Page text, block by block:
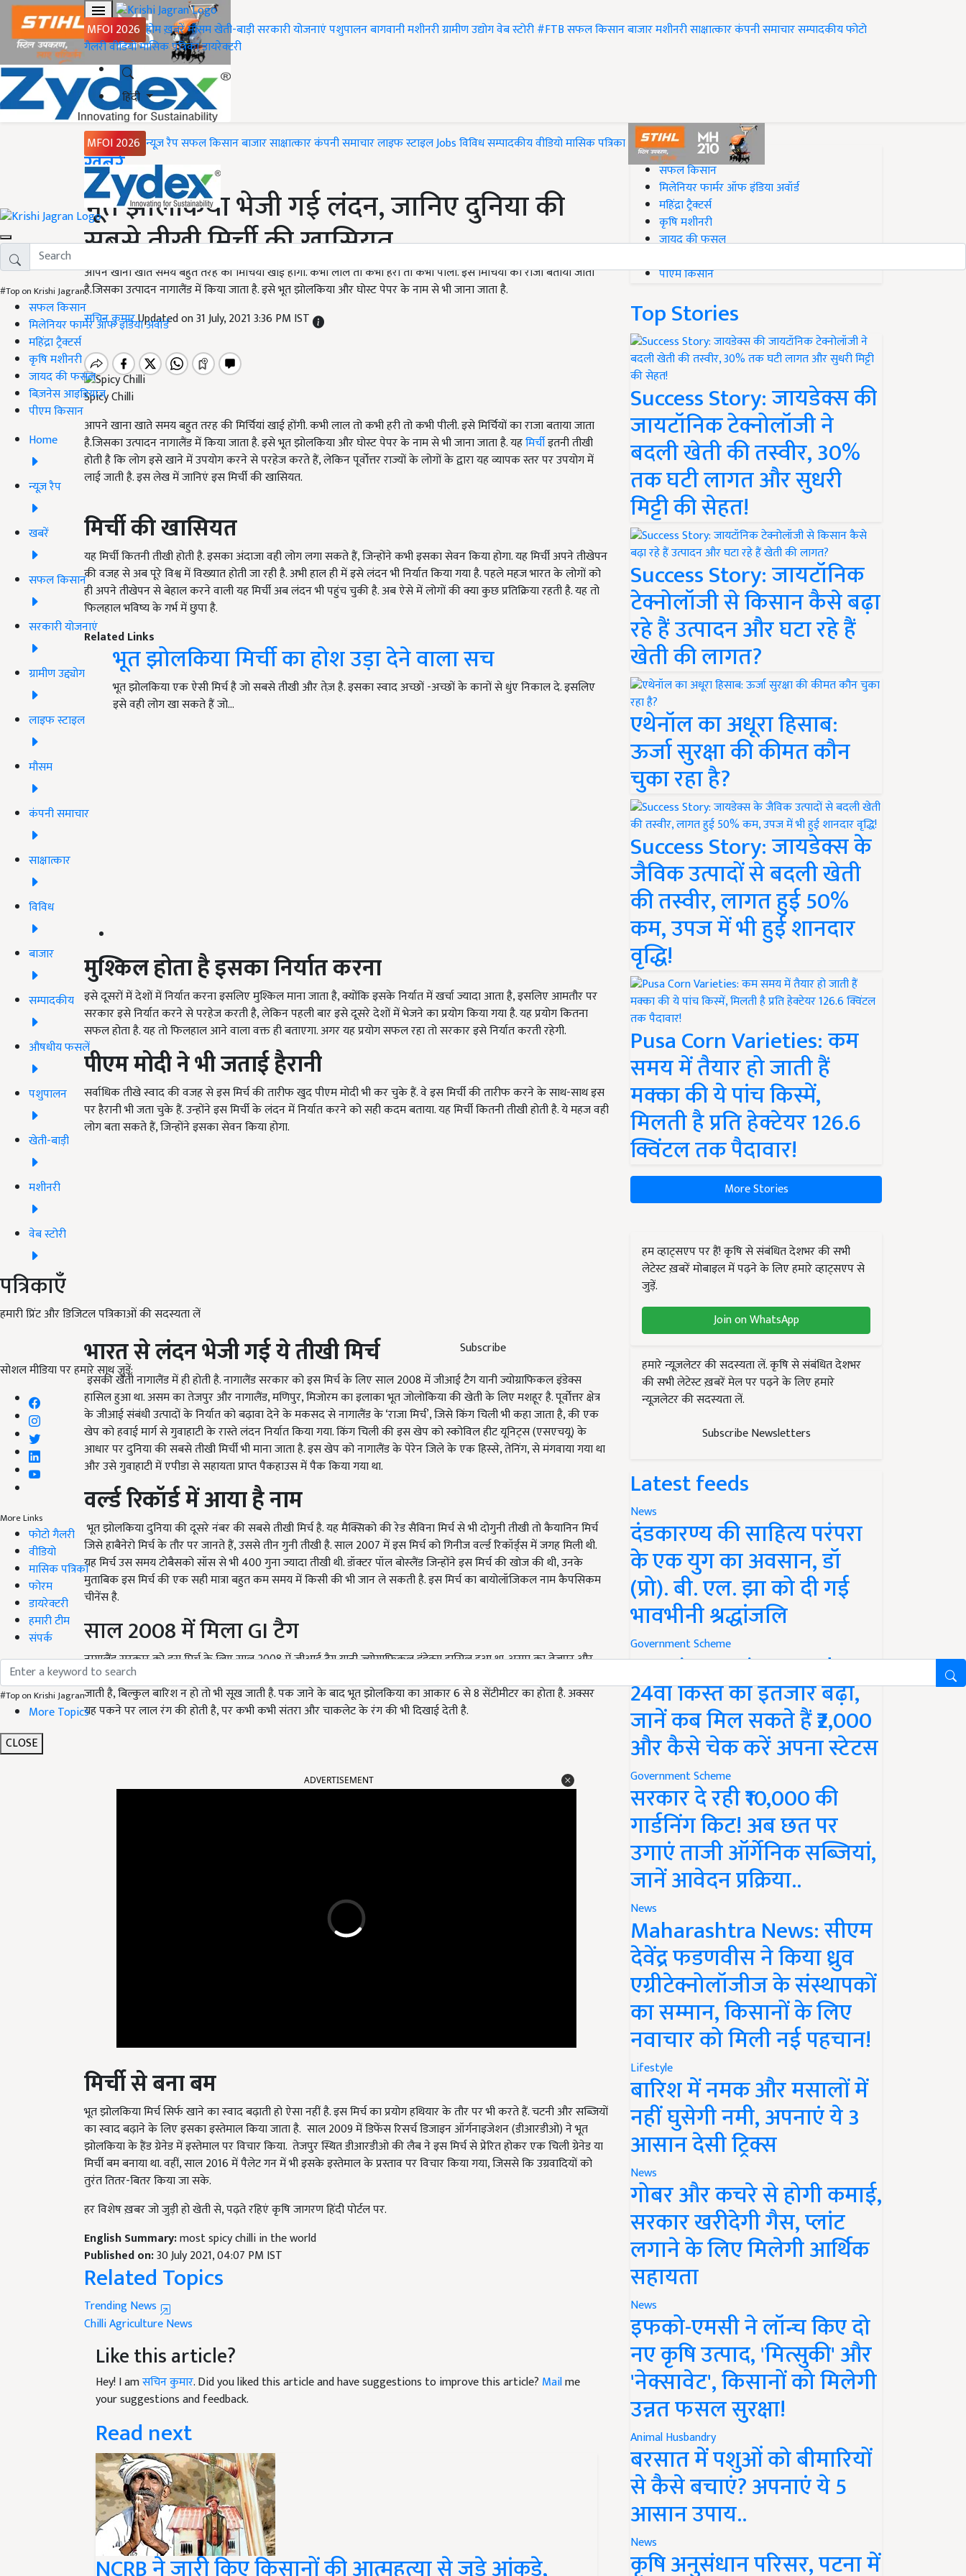
MFOI 2026 होमख़बरेंमौसमखेती-बाड़ीसरकारी योजनाएंपशुपालनबागवानीमशीनरीग्रामीण उद्योगवेब स्टोरी#FTBसफल किसानबाजारमशीनरीसाक्षात्कारकंपनी समाचारसम्पादकीयफोटो
गैलरीवीडियोमासिक पत्रिकाडायरेक्टरी
हिंदी
MFOI 2026 न्यूज़ रैपसफल किसानबाजारसाक्षात्कारकंपनी समाचारलाइफ स्टाइलJobsविविधसम्पादकीयवीडियोमासिक पत्रिका
#Top on Krishi Jagran
सफल किसान
मिलेनियर फार्मर ऑफ इंडिया अवॉर्ड
महिंद्रा ट्रैक्टर्स
कृषि मशीनरी
जायद की फसल
बिज़नेस आइडियाज
पीएम किसान
Home
न्यूज़ रैप
खबरें
सफल किसान
सरकारी योजनाएं
ग्रामीण उद्द्योग
लाइफ स्टाइल
मौसम
कंपनी समाचार
साक्षात्कार
विविध
बाजार
सम्पादकीय
औषधीय फसलें
पशुपालन
खेती-बाड़ी
मशीनरी
वेब स्टोरी
पत्रिकाएँ
हमारी प्रिंट और डिजिटल पत्रिकाओं की सदस्यता लें
Subscribe
सोशल मीडिया पर हमारे साथ जुड़ें:
More Links
फोटो गैलरी
वीडियो
मासिक पत्रिका
फोरम
डायरेक्टरी
हमारी टीम
संपर्क
#Top on Krishi Jagran
More Topics
CLOSE
Home
ख़बरें
भूत झोलकिया भेजी गई लंदन, जानिए दुनिया की
सबसे तीखी मिर्ची की खासियत
आपने खाना खाते समय बहुत तरह की मिर्चियां खाई होंगी. कभी लाल तो कभी हरी तो कभी पीली. इसे मिर्चियों का राजा बताया जाता
है.जिसका उत्पादन नागालैंड में किया जाता है. इसे भूत झोलकिया और घोस्ट पेपर के नाम से भी जाना जाता है.
सचिन कुमारUpdated on 31 July, 2021 3:36 PM IST
Spicy Chilli
आपने खाना खाते समय बहुत तरह की मिर्चियां खाई होंगी. कभी लाल तो कभी हरी तो कभी पीली. इसे मिर्चियों का राजा बताया जाता
है.जिसका उत्पादन नागालैंड में किया जाता है. इसे भूत झोलकिया और घोस्ट पेपर के नाम से भी जाना जाता है. यहमिर्चीइतनी तीखी
होती है कि लोग इसे खाने में उपयोग करने से परहेज करते हैं, लेकिन पूर्वोत्तर राज्यों के लोगों के द्वारा यह व्यापक स्तर पर उपयोग में
लाई जाती है. इस लेख में जानिएं इस मिर्ची की खासियत.
मिर्ची की खासियत
यह मिर्ची कितनी तीखी होती है. इसका अंदाजा वही लोग लगा सकते हैं, जिन्होंने कभी इसका सेवन किया होगा. यह मिर्ची अपने तीखेपन
की वजह से अब पूरे विश्व में विख्यात होती जा रही है. अभी हाल ही में इसे लंदन भी निर्यात किया गया है. पहले महज भारत के लोगों को
ही अपने तीखेपन से बेहाल करने वाली यह मिर्ची अब लंदन भी पहुंच चुकी है. अब ऐसे में लोगों की क्या कुछ प्रतिक्रिया रहती है. यह तो
फिलहाल भविष्य के गर्भ में छुपा है.
Related Links
भूत झोलकिया मिर्ची का होश उड़ा देने वाला सच
भूत झोलकिया एक ऐसी मिर्च है जो सबसे तीखी और तेज़ है. इसका स्वाद अच्छों -अच्छों के कानों से धुंए निकाल दे. इसलिए
इसे वही लोग खा सकते हैं जो…
मुश्किल होता है इसका निर्यात करना
इसे दूसरों में देशों में निर्यात करना इसलिए मुश्किल माना जाता है, क्योंकि इसके निर्यात में खर्चा ज्यादा आता है, इसलिए आमतौर पर
सरकार इसे निर्यात करने से परहेज करती है, लेकिन पहली बार इसे दूसरे देशों में भेजने का प्रयोग किया गया है. यह प्रयोग कितना
सफल होता है. यह तो फिलहाल आने वाला वक्त ही बताएगा. अगर यह प्रयोग सफल रहा तो सरकार इसे निर्यात करती रहेगी.
पीएम मोदी ने भी जताई हैरानी
सर्वाधिक तीखे स्वाद की वजह से इस मिर्च की तारीफ खुद पीएम मोदी भी कर चुके हैं. वे इस मिर्ची की तारीफ करने के साथ-साथ इस
पर हैरानी भी जता चुके हैं. उन्होंने इस मिर्ची के लंदन में निर्यात करने को सही कदम बताया. यह मिर्ची कितनी तीखी होती है. ये महज वही
लोग बता सकते हैं, जिन्होंने इसका सेवन किया होगा.
भारत से लंदन भेजी गई ये तीखी मिर्च
इसकी खेती नागालैंड में ही होती है. नागालैंड सरकार को इस मिर्च के लिए साल 2008 में जीआई टैग यानी ज्योग्राफिकल इंडेक्स
हासिल हुआ था. असम का तेजपुर और नागालैंड, मणिपुर, मिजोरम का इलाका भूत जोलोकिया की खेती के लिए मशहूर है. पूर्वोत्तर क्षेत्र
के जीआई संबंधी उत्पादों के निर्यात को बढ़ावा देने के मकसद से नागालैंड के ‘राजा मिर्च’, जिसे किंग चिली भी कहा जाता है, की एक
खेप को हवाई मार्ग से गुवाहाटी के रास्ते लंदन निर्यात किया गया. किंग चिली की इस खेप को स्कोविल हीट यूनिट्स (एसएचयू) के
आधार पर दुनिया की सबसे तीखी मिर्ची भी माना जाता है. इस खेप को नागालैंड के पेरेन जिले के एक हिस्से, तेनिंग, से मंगवाया गया था
और उसे गुवाहाटी में एपीडा से सहायता प्राप्त पैकहाउस में पैक किया गया था.
वर्ल्‍ड रिकॉर्ड में आया है नाम
भूत झोलकिया दुनिया की दूसरे नंबर की सबसे तीखी मिर्च है. यह मैक्सिको की रेड सैविना मिर्च से भी दोगुनी तीखी तो कैयानिन मिर्च
जिसे हाबैनेरो मिर्च के तौर पर जानते हैं, उससे तीन गुनी तीखी है. साल 2007 में इस मिर्च को गिनीज वर्ल्‍ड रिकॉर्ड्स में जगह मिली थी.
यह मिर्च उस समय टोबैसको सॉस से भी 400 गुना ज्‍यादा तीखी थी. डॉक्‍टर पॉल बोस्‍लैंड जिन्‍होंने इस मिर्च की खोज की थी, उनके
मुताबिक इस मिर्च की एक सही मात्रा बहुत कम समय में किसी की भी जान ले सकती है. इस मिर्च का बायोलॉजिकल नाम कैपसिकम
चीनेंस है.
साल 2008 में मिला GI टैग
नागालैंड सरकार को इस मिर्च के लिए साल 2008 में जीआई टैग यानी ज्योग्राफिकल इंडेक्स हासिल हुआ था. असम का तेजपुर और
नागालैंड, मणिपुर, मिजोरम का इलाका भूत झोलकिया की खेती के लिए मशहूर है. भूत झोलकिया की फसल ज्यादा बारिश में खराब हो
जाती है, बिल्कुल बारिश न हो तो भी सूख जाती है. पक जाने के बाद भूत झोलकिया का आकार 6 से 8 सेंटीमीटर का होता है. अक्सर
यह पकने पर लाल रंग की होती है, पर कभी कभी संतरा और चाकलेट के रंग की भी दिखाई देती है.
मिर्ची से बना बम
भूत झोलकिया मिर्च सिर्फ खाने का स्‍वाद बढ़ाती हो ऐसा नहीं है. इस मिर्च का प्रयोग हथियार के तौर पर भी करते हैं. चटनी और सब्जियों
का स्वाद बढ़ाने के लिए इसका इस्तेमाल किया जाता है. साल 2009 में डिफेंस रिसर्च डिजाइन ऑर्गनाइजेशन (डीआरडीओ) ने भूत
झोलकिया के हैंड ग्रेनेड में इस्तेमाल पर विचार किया. तेजपुर स्थित डीआरडीओ की लैब ने इस मिर्च से प्रेरित होकर एक चिली ग्रेनेड या
मिर्ची बम बनाया था. वहीं, साल 2016 में पैलेट गन में भी इसके इस्तेमाल के प्रस्ताव पर विचार किया गया, जिससे कि उग्रवादियों को
तुरंत तितर-बितर किया जा सके.
हर विशेष ख़बर जो जुड़ी हो खेती से, पढ़ते रहिएं कृषि जागरण हिंदी पोर्टल पर.
English Summary:
most spicy chilli in the world
Published on:30 July 2021, 04:07 PM IST
Related Topics
Trending News
ChilliAgriculture News
Like this article?
Hey! I amसचिन कुमार. Did you liked this article and have suggestions to improve this article?
your suggestions and feedback.
Read next
NCRB ने जारी किए किसानों की आत्महत्या से जुड़े आंकड़े,
#Top on Krishi Jagran
सफल किसान
मिलेनियर फार्मर ऑफ इंडिया अवॉर्ड
महिंद्रा ट्रैक्टर्स
कृषि मशीनरी
जायद की फसल
पीएम किसान
Top Stories
Success Story: जायडेक्स की
जायटॉनिक टेक्नोलॉजी ने
बदली खेती की तस्वीर, 30%
तक घटी लागत और सुधरी
मिट्टी की सेहत!
Success Story: जायटॉनिक
टेक्नोलॉजी से किसान कैसे बढ़ा
रहे हैं उत्पादन और घटा रहे हैं
खेती की लागत?
एथेनॉल का अधूरा हिसाब:
ऊर्जा सुरक्षा की कीमत कौन
चुका रहा है?
Success Story: जायडेक्स के
जैविक उत्पादों से बदली खेती
की तस्वीर, लागत हुई 50%
कम, उपज में भी हुई शानदार
वृद्धि!
Pusa Corn Varieties: कम
समय में तैयार हो जाती हैं
मक्का की ये पांच किस्में,
मिलती है प्रति हेक्टेयर 126.6
क्विंटल तक पैदावार!
More Stories
हम व्हाट्सएप पर हैं! कृषि से संबंधित देशभर की सभी
लेटेस्ट ख़बरें मोबाइल में पढ़ने के लिए हमारे व्हाट्सएप से
जुड़ें.
Join on WhatsApp
हमारे न्यूज़लेटर की सदस्यता लें. कृषि से संबंधित देशभर
की सभी लेटेस्ट ख़बरें मेल पर पढ़ने के लिए हमारे
न्यूज़लेटर की सदस्यता लें.
Subscribe Newsletters
Latest feeds
News
दंडकारण्य की साहित्य परंपरा
के एक युग का अवसान, डॉ
(प्रो). बी. एल. झा को दी गई
भावभीनी श्रद्धांजलि
Government Scheme
PM Kisan Yojana Update:
24वीं किस्त का इंतजार बढ़ा,
जानें कब मिल सकते हैं ₹2,000
और कैसे चेक करें अपना स्टेटस
Government Scheme
सरकार दे रही ₹10,000 की
गार्डनिंग किट! अब छत पर
उगाएं ताजी ऑर्गेनिक सब्जियां,
जानें आवेदन प्रक्रिया..
News
Maharashtra News: सीएम
देवेंद्र फडणवीस ने किया ध्रुव
एग्रीटेक्नोलॉजीज के संस्थापकों
का सम्मान, किसानों के लिए
नवाचार को मिली नई पहचान!
Lifestyle
बारिश में नमक और मसालों में
नहीं घुसेगी नमी, अपनाएं ये 3
आसान देसी ट्रिक्स
News
गोबर और कचरे से होगी कमाई,
सरकार खरीदेगी गैस, प्लांट
लगाने के लिए मिलेगी आर्थिक
सहायता
News
इफको-एमसी ने लॉन्च किए दो
नए कृषि उत्पाद, 'मित्सुकी' और
'नेक्सावेट', किसानों को मिलेगी
उन्नत फसल सुरक्षा!
Animal Husbandry
बरसात में पशुओं को बीमारियों
से कैसे बचाएं? अपनाएं ये 5
आसान उपाय..
News
कृषि अनुसंधान परिसर, पटना में